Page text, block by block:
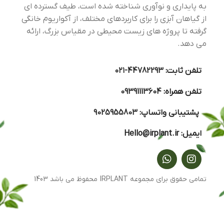
به پایداری و نوآوری شناخته شده است، طیف گسترده ای
از گیاهان آبزی را برای کاربردهای مختلف، از آکواریوم خانگی
گرفته تا پروژه های زیست محیطی در مقیاس بزرگ، ارائه
می دهد.
تلفن ثابت:44782293-۰۲۱
تلفن همراه:09391113604
پشتیبانی واتساپ:9025955803
ایمیل:Hello@irplant.ir
تمامی حقوق برای مجموعه IRPLANT محفوظ می باشد 1403